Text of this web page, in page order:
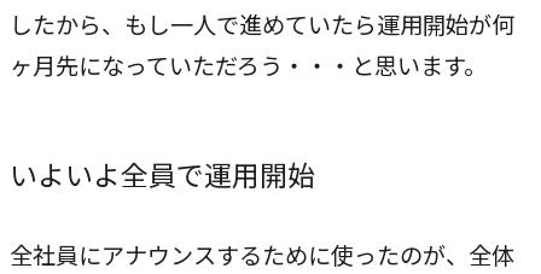
したから、もし一人で進めていたら運用開始が何
ヶ月先になっていただろう・・・と思います。
いよいよ全員で運用開始
全社員にアナウンスするために使ったのが、全体